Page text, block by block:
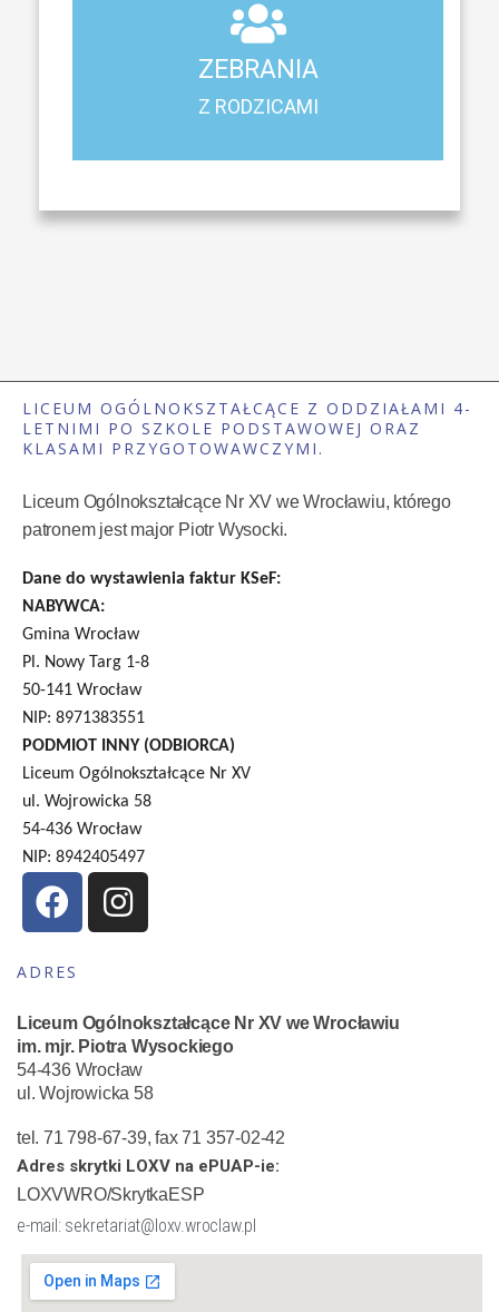
ZEBRANIA
Z RODZICAMI
Z RODZICAMI
Harmonogram spotkań i konsultacji z rodzicami
LICEUM OGÓLNOKSZTAŁCĄCE Z ODDZIAŁAMI 4-
LETNIMI PO SZKOLE PODSTAWOWEJ ORAZ
KLASAMI PRZYGOTOWAWCZYMI.
Liceum Ogólnokształcące Nr XV we Wrocławiu, którego
patronem jest major Piotr Wysocki.
Dane do wystawienia faktur KSeF:
NABYWCA:
Gmina Wrocław
Pl. Nowy Targ 1-8
50-141 Wrocław
NIP: 8971383551
PODMIOT INNY (ODBIORCA)
Liceum Ogólnokształcące Nr XV
ul. Wojrowicka 58
54-436 Wrocław
NIP: 8942405497
ADRES
Liceum Ogólnokształcące Nr XV we Wrocławiu
im. mjr. Piotra Wysockiego
54-436 Wrocław
ul. Wojrowicka 58
tel. 71 798-67-39, fax 71 357-02-42
Adres skrytki LOXV na ePUAP-ie:
LOXVWRO/SkrytkaESP
e-mail: sekretariat@loxv.wroclaw.pl